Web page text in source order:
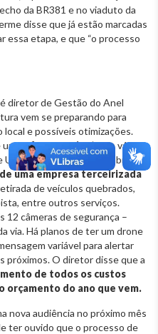
da BR381 e no viaduto da
disse que já estão marcadas
essa etapa, e que “o processo
diretor de Gestão do Anel
vem se preparando para
local e possíveis otimizações.
umesforço conjuntode várias
até a de Meio Ambiente.
uma empresa terceirizada
de veículos quebrados,
entre outros serviços.
12 câmeras de segurança –
via. Há planos de ter um drone
variável para alertar
próximos. O diretor disse que a
de todos os custos
orçamento do ano que vem.
nova audiência no próximo mês
ter ouvido que o processo de